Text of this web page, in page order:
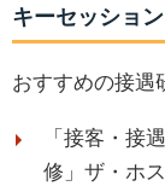
キーセッショ
おすすめの接遇
「接客・接
修」ザ・ホ